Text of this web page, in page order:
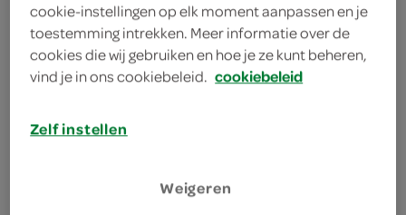
1 banaan
2 eetlepels amandellikeur
cookie-instellingen op elk moment aanpassen en je
toestemming intrekken. Meer informatie over de
cookies die wij gebruiken en hoe je ze kunt beheren,
vind je in ons cookiebeleid. cookiebeleid
Zelf instellen
Weigeren